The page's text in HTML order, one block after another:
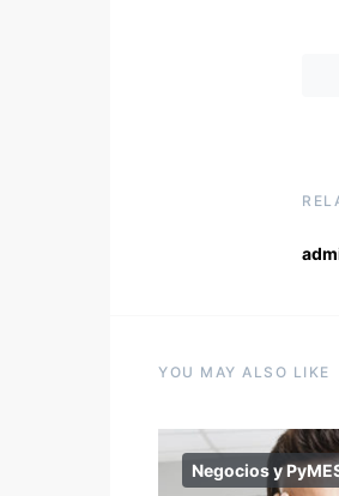
YOU MAY ALSO LIKE
Negocios y